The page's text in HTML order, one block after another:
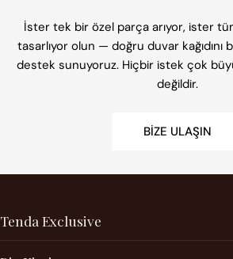
İster tek bir özel parça arıyor, ister
tasarlıyor olun — doğru duvar kağıdını
destek sunuyoruz. Hiçbir istek çok
değildir.
BIZE ULAŞIN
Tenda Exclusive